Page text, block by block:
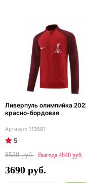
Ливерпуль олимпийка
красно-бордовая
119581
5
8530
4840
3690